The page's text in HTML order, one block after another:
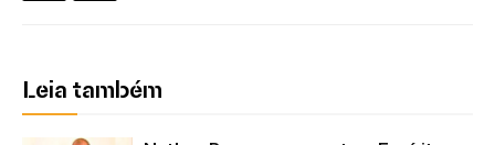
Leia também